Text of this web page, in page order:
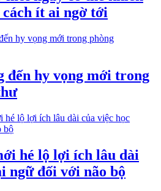
ít ai ngờ tới
đến hy vọng mới trong
hé lộ lợi ích lâu dài
ngữ đối với não bộ